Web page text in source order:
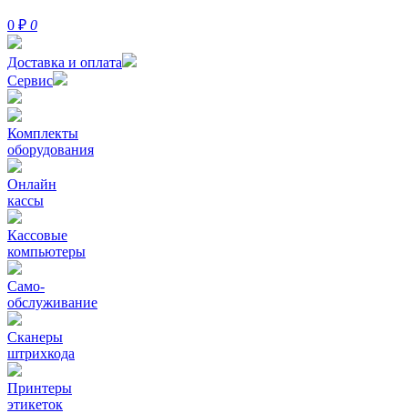
0 ₽ 0
Доставка и оплата
Сервис
Комплекты
оборудования
Онлайн
кассы
Кассовые
компьютеры
Само-
обслуживание
Сканеры
штрихкода
Принтеры
этикеток